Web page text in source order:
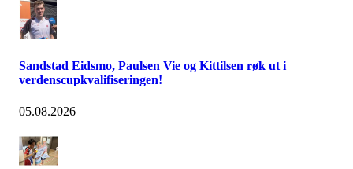
Sandstad Eidsmo, Paulsen Vie og Kittilsen røk ut i
verdenscupkvalifiseringen!
05.08.2026